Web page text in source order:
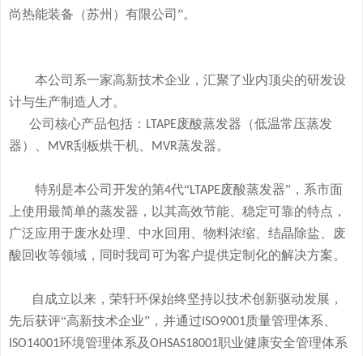
尚热能装备（苏州）有限公司”。
本公司系一家高新技术企业，汇聚了业内顶尖的研发设
计与生产制造人才。
公司核心产品包括： LTAPE废酸蒸发器 （低温常压蒸发
器）、
MVR刮板烘干机、 MVR蒸发器。
特别是本公司开发的第4代“LTAPE废酸蒸发器” ，系市面
上使用最简单的蒸发器， 以其高效节能、稳定可靠的特点，
广泛应用于废水处理、中水回用、物料浓缩、结晶除盐、废
酸回收等领域， 同时我司可为客户提供定制化的解决方案。
自成立以来，荣轩环保始终坚持以技术创新驱动发展，
先后获评“高新技术企业”，并通过 ISO9001质量管理体系、
ISO14001环境管理体系及OHSAS18001职业健康安全管理体系